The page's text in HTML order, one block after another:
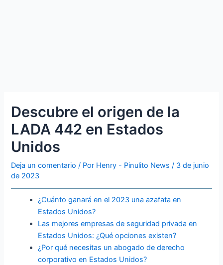
Descubre el origen de la
LADA 442 en Estados
Unidos
Deja un comentario / Por Henry - Pinulito News/ 3 de junio
de 2023
¿Cuánto ganará en el 2023 una azafata en
Estados Unidos?
Las mejores empresas de seguridad privada en
Estados Unidos: ¿Qué opciones existen?
¿Por qué necesitas un abogado de derecho
corporativo en Estados Unidos?